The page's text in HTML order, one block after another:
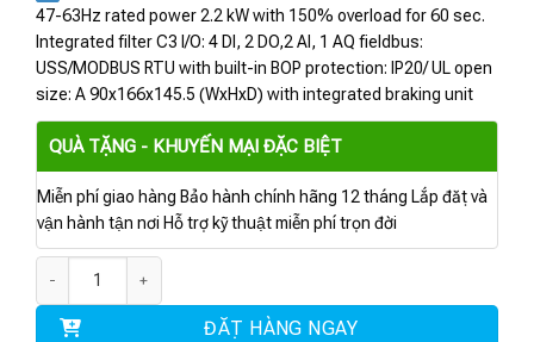
47-63Hz rated power 2.2 kW with 150% overload for 60 sec.
Integrated filter C3 I/O: 4 DI, 2 DO,2 AI, 1 AQ fieldbus:
USS/MODBUS RTU with built-in BOP protection: IP20/ UL open
size: A 90x166x145.5 (WxHxD) with integrated braking unit
QUÀ TẶNG - KHUYẾN MẠI ĐẶC BIỆT
Miễn phí giao hàng Bảo hành chính hãng 12 tháng Lắp đặt và
vận hành tận nơi Hỗ trợ kỹ thuật miễn phí trọn đời
ĐẶT HÀNG NGAY